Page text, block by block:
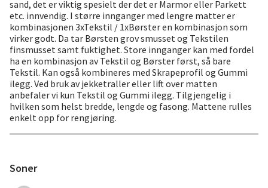
sand, det er viktig spesielt der det er Marmor eller Parkett
etc. innvendig. I større innganger med lengre matter er
kombinasjonen 3xTekstil / 1xBørster en kombinasjon som
virker godt. Da tar Børsten grov smusset og Tekstilen
finsmusset samt fuktighet. Store innganger kan med fordel
ha en kombinasjon av Tekstil og Børster først, så bare
Tekstil. Kan også kombineres med Skrapeprofil og Gummi
ilegg. Ved bruk av jekketraller eller lift over matten
anbefaler vi kun Tekstil og Gummi ilegg. Tilgjengelig i
hvilken som helst bredde, lengde og fasong. Mattene rulles
enkelt opp for rengjøring.
Soner